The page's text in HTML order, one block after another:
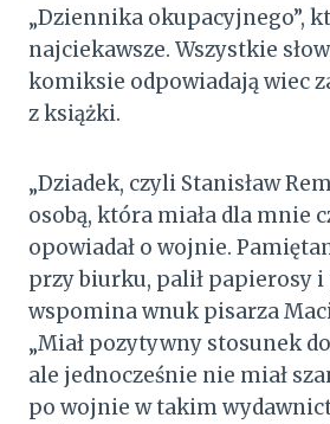
„Dziennika okupacyjnego”,
najciekawsze. Wszystkie
komiksie odpowiadają wiec
z książki.
„Dziadek, czyli Stanisław
osobą, która miała dla mnie
opowiadał o wojnie.
przy biurku, palił papierosy i
wspomina wnuk pisarza
„Miał pozytywny stosunek
ale jednocześnie nie miał
po wojnie w takim